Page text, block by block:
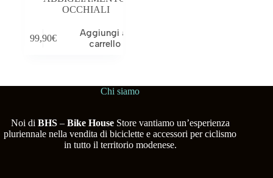
OCCHIALI
99,90€
Aggiungi al
carrello
Chi siamo
Noi di BHS– Bike HouseStore vantiamo un’esperienza
pluriennale nella vendita di biciclette e accessori per ciclismo
in tutto il territorio modenese.